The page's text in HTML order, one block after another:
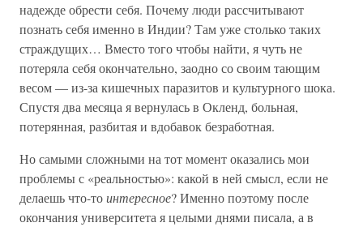
надежде обрести себя. Почему люди рассчитывают
познать себя именно в Индии? Там уже столько таких
страждущих… Вместо того чтобы найти, я чуть не
потеряла себя окончательно, заодно со своим тающим
весом — из-за кишечных паразитов и культурного шока.
Спустя два месяца я вернулась в Окленд, больная,
потерянная, разбитая и вдобавок безработная.
Но самыми сложными на тот момент оказались мои
проблемы с «реальностью»: какой в ней смысл, если не
делаешь что-тоинтересное? Именно поэтому после
окончания университета я целыми днями писала, а в